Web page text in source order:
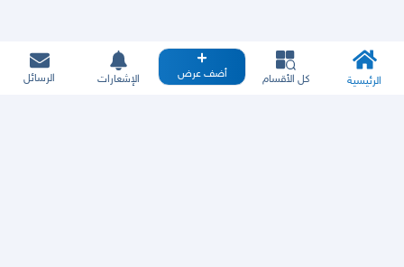
الرئيسية كل الأقسام أضف عرض الإشعارات الرسائل